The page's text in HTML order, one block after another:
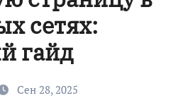
сетях:
гайд
Сен 28, 2025